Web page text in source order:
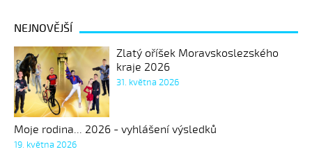
NEJNOVĚJŠÍ
Zlatý oříšek Moravskoslezského
kraje 2026
31. května 2026
Moje rodina... 2026 - vyhlášení výsledků
19. května 2026